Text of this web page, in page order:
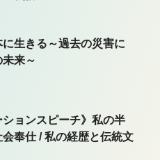
生きる～過去の災害に
来～
ションスピーチ》私の半
奉仕 / 私の経歴と伝統文